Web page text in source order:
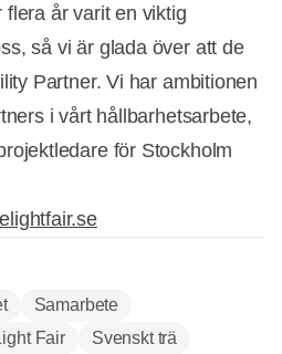
flera år varit en viktig
så vi är glada över att de
Partner. Vi har ambitionen
i vårt hållbarhetsarbete,
för Stockholm
Annons
Samarbete
Fair
Svenskt trä